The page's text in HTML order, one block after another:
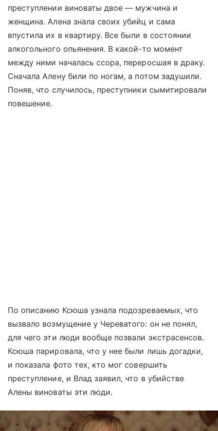
преступлении виноваты двое — мужчина и
женщина. Алена знала своих убийц и сама
впустила их в квартиру. Все были в состоянии
алкогольного опьянения. В какой-то момент
между ними началась ссора, переросшая в драку.
Сначала Алену били по ногам, а потом задушили.
Поняв, что случилось, преступники сымитировали
повешение.
По описанию Ксюша узнала подозреваемых, что
вызвало возмущение у Череватого: он не понял,
для чего эти люди вообще позвали экстрасенсов.
Ксюша парировала, что у нее были лишь догадки,
и показала фото тех, кто мог совершить
преступление, и Влад заявил, что в убийстве
Алены виноваты эти люди.